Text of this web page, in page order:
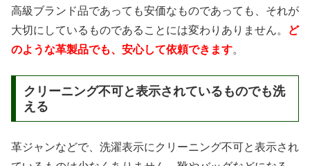
高級ブランド品であっても安価なものであっても、それが
大切にしているものであることには変わりありません。
ど
のような革製品でも、安心して依頼できます。
クリーニング不可と表示されているものでも洗
える
革ジャンなどで、洗濯表示にクリーニング不可と表示され